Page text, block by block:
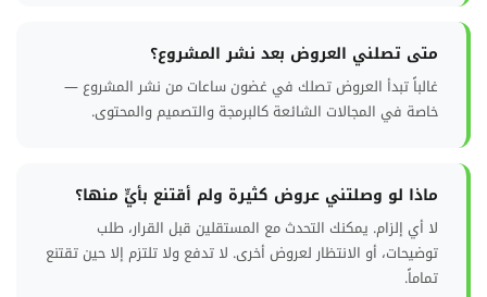
متى تصلني العروض بعد نشر المشروع؟
غالباً تبدأ العروض تصلك في غضون ساعات من نشر المشروع —
خاصة في المجالات الشائعة كالبرمجة والتصميم والمحتوى.
ماذا لو وصلتني عروض كثيرة ولم أقتنع بأيٍّ منها؟
لا أي إلزام. يمكنك التحدث مع المستقلين قبل القرار، طلب
توضيحات، أو الانتظار لعروض أخرى. لا تدفع ولا تلتزم إلا حين تقتنع
تماماً.